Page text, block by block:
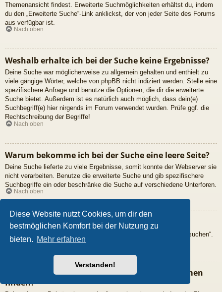
Diese Website nutzt Cookies, um dir den
bestmöglichen Komfort bei der Nutzung zu
bieten. Mehr erfahren
Verstanden!
Themenansicht findest. Erweiterte Suchmöglichkeiten erhältst du, indem
du den „Erweiterte Suche“-Link anklickst, der von jeder Seite des Forums
aus verfügbar ist.
Nach oben
Weshalb erhalte ich bei der Suche keine Ergebnisse?
Deine Suche war möglicherweise zu allgemein gehalten und enthielt zu
viele gängige Wörter, welche von phpBB nicht indiziert werden. Stelle eine
spezifischere Anfrage und benutze die Optionen, die dir die erweiterte
Suche bietet. Außerdem ist es natürlich auch möglich, dass dein(e)
Suchbegriff(e) hier nirgends im Forum verwendet wurden. Prüfe ggf. die
Rechtschreibung der Begriffe!
Nach oben
Warum bekomme ich bei der Suche eine leere Seite?
Deine Suche lieferte zu viele Ergebnisse, somit konnte der Webserver sie
nicht verarbeiten. Benutze die erweiterte Suche und gib spezifischere
Suchbegriffe ein oder beschränke die Suche auf verschiedene Unterforen.
Nach oben
Wie kann ich nach Mitgliedern suchen?
Gehe zur „Mitglieder“-Seite und klicke auf „Nach einem Mitglied suchen“.
Nach oben
Wie kann ich meine eigenen Beiträge und Themen
finden?